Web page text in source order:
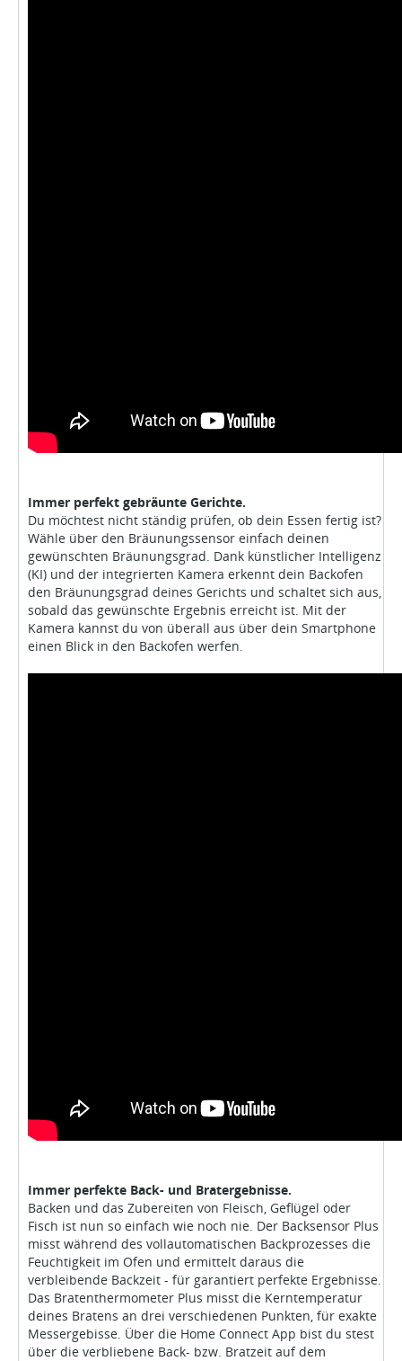
Immer perfekt gebräunte Gerichte.
Du möchtest nicht ständig prüfen, ob dein Essen fertig ist?
Wähle über den Bräunungssensor einfach deinen
gewünschten Bräunungsgrad. Dank künstlicher Intelligenz
(KI) und der integrierten Kamera erkennt dein Backofen
den Bräunungsgrad deines Gerichts und schaltet sich aus,
sobald das gewünschte Ergebnis erreicht ist. Mit der
Kamera kannst du von überall aus über dein Smartphone
einen Blick in den Backofen werfen.
Immer perfekte Back- und Bratergebnisse.
Backen und das Zubereiten von Fleisch, Geflügel oder
Fisch ist nun so einfach wie noch nie. Der Backsensor Plus
misst während des vollautomatischen Backprozesses die
Feuchtigkeit im Ofen und ermittelt daraus die
verbleibende Backzeit - für garantiert perfekte Ergebnisse.
Das Bratenthermometer Plus misst die Kerntemperatur
deines Bratens an drei verschiedenen Punkten, für exakte
Messergebisse. Über die Home Connect App bist du stest
über die verbliebene Back- bzw. Bratzeit auf dem